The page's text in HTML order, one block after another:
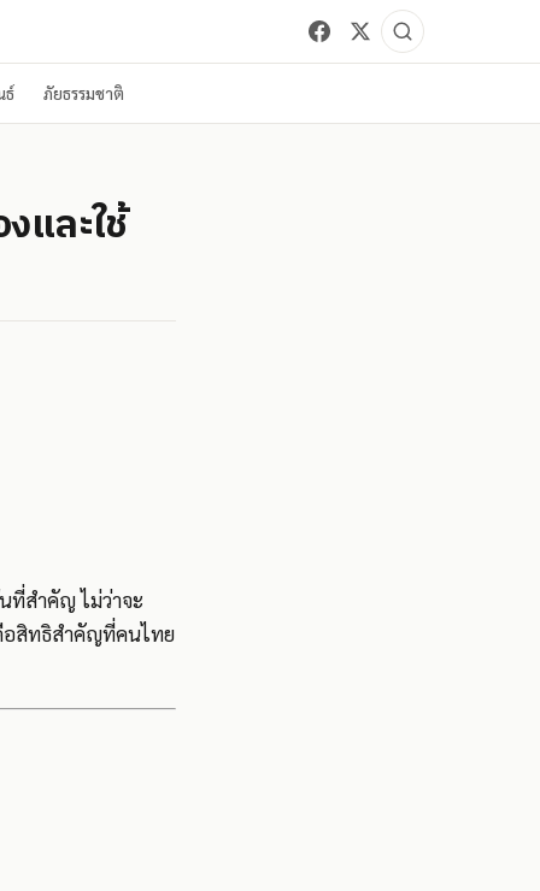
ธ์ ภัยธรรมชาติ
และใช้
ที่สำคัญ ไม่ว่าจะ
อสิทธิสำคัญที่คนไทย